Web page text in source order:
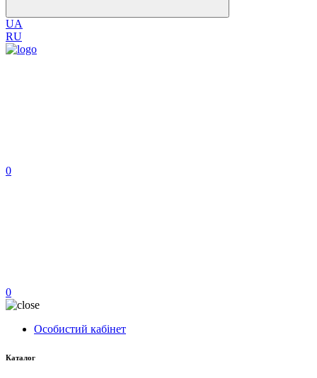
UA
RU
0
0
Особистий кабінет
Каталог